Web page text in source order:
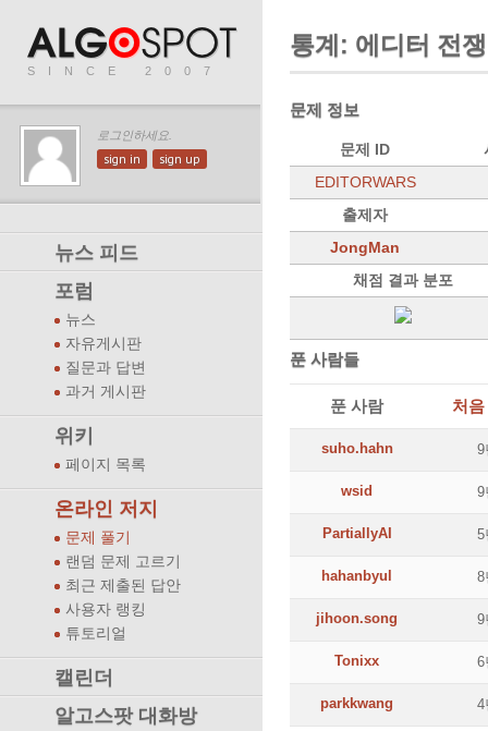
SINCE 2007
로그인하세요.
sign in sign up
뉴스 피드
포럼
뉴스
자유게시판
질문과 답변
과거 게시판
위키
페이지 목록
온라인 저지
문제 풀기
랜덤 문제 고르기
최근 제출된 답안
사용자 랭킹
튜토리얼
캘린더
알고스팟 대화방
통계: 에디터 전쟁
문제 정보
문제 ID
EDITORWARS
출제자
JongMan
채점 결과 분포
푼 사람들
푼 사람 처
suho.hahn 9
wsid 9
PartiallyAI 5
hahanbyul 8
jihoon.song 9
Tonixx 6
parkkwang 4